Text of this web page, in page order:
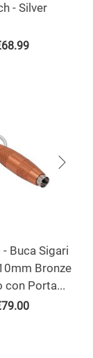
- Silver
68.99
- Buca Sigari
Bronze
con Porta...
79.00